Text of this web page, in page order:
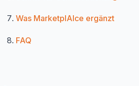
Was MarketplAIce ergänzt
FAQ